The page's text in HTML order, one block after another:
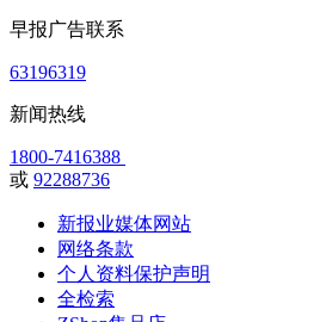
早报广告联系
63196319
新闻热线
1800-7416388
或 92288736
新报业媒体网站
网络条款
个人资料保护声明
全检索